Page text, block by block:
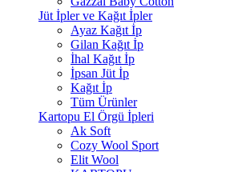
Jüt İpler ve Kağıt İpler
Ayaz Kağıt İp
Gilan Kağıt İp
İhal Kağıt İp
İpsan Jüt İp
Kağıt İp
Tüm Ürünler
Kartopu El Örgü İpleri
Ak Soft
Cozy Wool Sport
Elit Wool